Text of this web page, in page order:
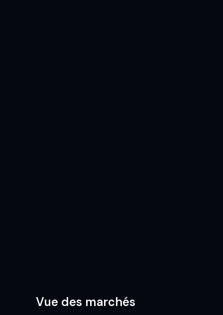
Vue des marchés